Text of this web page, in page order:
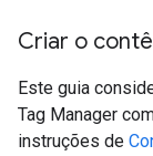
Criar o
Este guia
Tag Manager
instruções de